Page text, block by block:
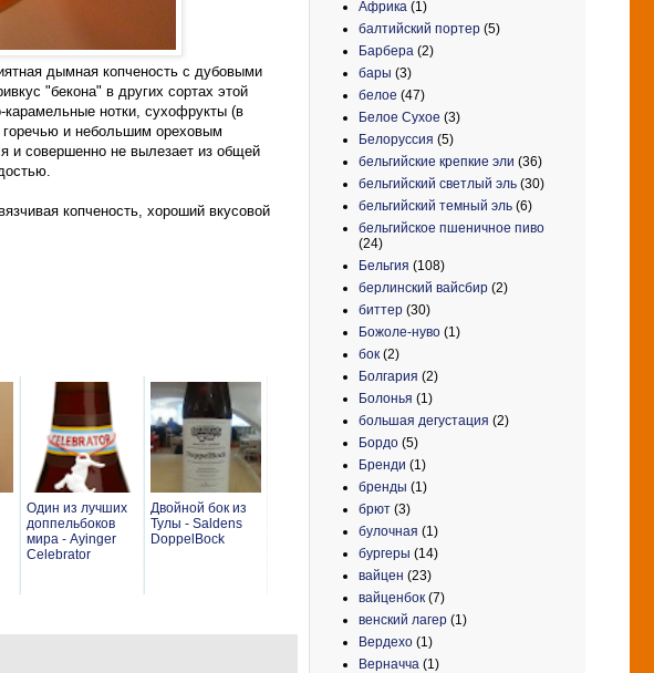
дымная копченость с дубовыми
"бекона" в других сортах этой
нотки, сухофрукты (в
и небольшим ореховым
и совершенно не вылезает из общей
копченость, хороший вкусовой
Один из лучших
доппельбоков
мира - Ayinger
Celebrator
Двойной бок из
Тулы - Saldens
DoppelBock
Африка (1)
балтийский портер (5)
Барбера (2)
бары (3)
белое (47)
Белое Сухое (3)
Белоруссия (5)
бельгийские крепкие эли (36)
бельгийский светлый эль (30)
бельгийский темный эль (6)
бельгийское пшеничное пиво
(24)
Бельгия (108)
берлинский вайсбир (2)
биттер (30)
Божоле-нуво (1)
бок (2)
Болгария (2)
Болонья (1)
большая дегустация (2)
Бордо (5)
Бренди (1)
бренды (1)
брют (3)
булочная (1)
бургеры (14)
вайцен (23)
вайценбок (7)
венский лагер (1)
Вердехо (1)
Верначча (1)